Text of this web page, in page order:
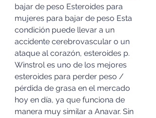
bajar de peso Esteroides para
mujeres para bajar de peso Esta
condición puede llevar a un
accidente cerebrovascular o un
ataque al corazón, esteroides p.
Winstrol es uno de los mejores
esteroides para perder peso /
pérdida de grasa en el mercado
hoy en día, ya que funciona de
manera muy similar a Anavar. Sin